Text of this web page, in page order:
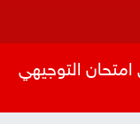
نجحوا في امتحان التوجيهي